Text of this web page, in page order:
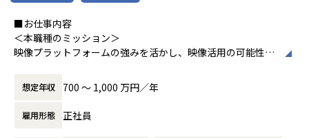
■この仕事を通じて得られるもの
・未だ誰も見たことのないAIプラットフォームを作り上げる
最高難易度の0→1チャレンジ
フィックをさばく高度なシステム構築経験
■お仕事内容
＜本職種のミッション＞
映像プラットフォームの強みを活かし、映像活用の可能性を
新しい事業領域を切り拓いていくことが、このチームのミッ
ションです。
Safieプラットフォームを通じたソリューション開発を広げて
想定年収 700 〜 1,000 万円／年
雇用形態 正社員